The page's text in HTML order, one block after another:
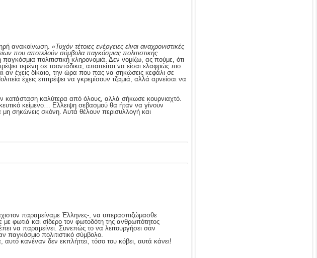
ανακοίνωση. «Τυχόν τέτοιες ενέργειες είναι αναχρονιστικές
που αποτελούν σύμβολα παγκόσμιας πολιτιστικής
πολιτιστική κληρονομιά. Δεν νομίζω, ας πούμε, ότι
τεμένη σε τσοντάδικα, απαιτείται να είσαι ελαφρώς πιο
αν έχεις δίκαιο, την ώρα που πας να σηκώσεις κεφάλι σε
έχεις επιτρέψει να γκρεμίσουν τζαμιά, αλλά αρνείσαι να
καλύτερα από όλους, αλλά σήκωσε κουρνιαχτό.
κείμενο… Ελλειψη σεβασμού θα ήταν να γίνουν
σηκώνεις σκόνη. Αυτά θέλουν περισυλλογή και
παραμείναμε Έλληνες-, να υπερασπιζώμασθε
με φωτιά και σίδερο τον φωτοδότη της ανθρωπότητος
να παραμείνει. Συνεπώς το να λειτουργήσει σαν
παγκόσμιο πολιτιστικό σύμβολο.
κανέναν δεν εκπλήττει, τόσο του κόβει, αυτά κάνει!